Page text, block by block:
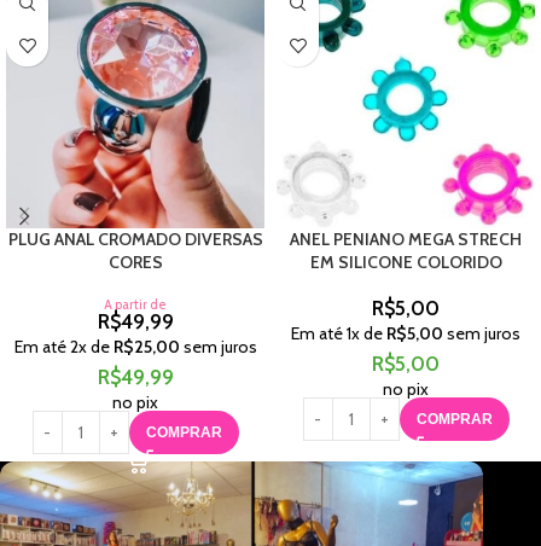
PLUG ANAL CROMADO DIVERSAS
CORES
A partir de
R$49,99
Em até2x de R$25,00 sem juros
R$49,99
no pix
COMPRAR
ANEL PENIANO MEGA STRECH
EM SILICONE COLORIDO
R$5,00
Em até1x de R$5,00 sem juros
R$5,00
no pix
COMPRAR